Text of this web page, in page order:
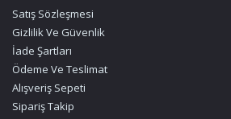
Satış Sözleşmesi
Gizlilik Ve Güvenlik
İade Şartları
Ödeme Ve Teslimat
Alışveriş Sepeti
Sipariş Takip